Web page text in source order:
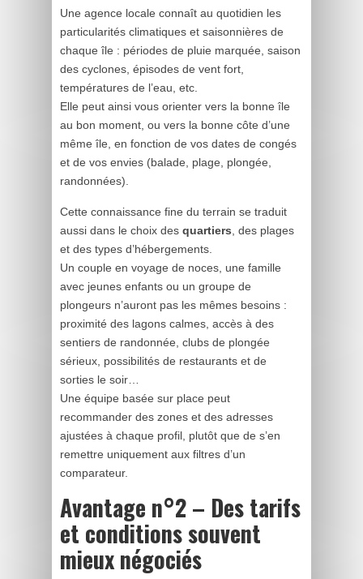
Une agence locale connaît au quotidien les
particularités climatiques et saisonnières de
chaque île : périodes de pluie marquée, saison
des cyclones, épisodes de vent fort,
températures de l’eau, etc.
Elle peut ainsi vous orienter vers la bonne île
au bon moment, ou vers la bonne côte d’une
même île, en fonction de vos dates de congés
et de vos envies (balade, plage, plongée,
randonnées).
Cette connaissance fine du terrain se traduit
aussi dans le choix des quartiers , des plages
et des types d’hébergements.
Un couple en voyage de noces, une famille
avec jeunes enfants ou un groupe de
plongeurs n’auront pas les mêmes besoins :
proximité des lagons calmes, accès à des
sentiers de randonnée, clubs de plongée
sérieux, possibilités de restaurants et de
sorties le soir…
Une équipe basée sur place peut
recommander des zones et des adresses
ajustées à chaque profil, plutôt que de s’en
remettre uniquement aux filtres d’un
comparateur.
Avantage n°2 – Des tarifs
et conditions souvent
mieux négociés